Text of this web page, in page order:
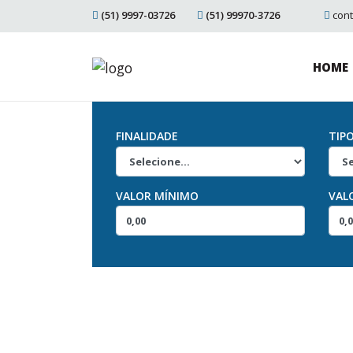
(51) 9997-03726 (51) 99970-3726
HOME
FINALIDADE
VALOR MÍNIMO